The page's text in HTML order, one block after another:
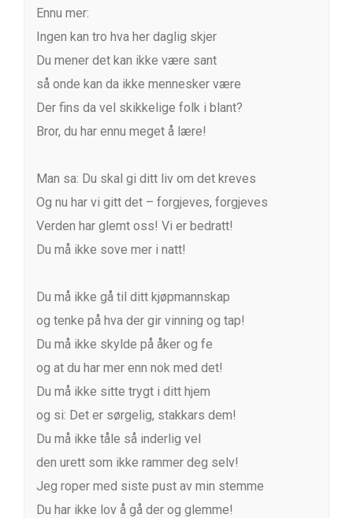
Ennu mer:
Ingen kan tro hva her daglig skjer
Du mener det kan ikke være sant
så onde kan da ikke mennesker være
Der fins da vel skikkelige folk i blant?
Bror, du har ennu meget å lære!
Man sa: Du skal gi ditt liv om det kreves
Og nu har vi gitt det – forgjeves, forgjeves
Verden har glemt oss! Vi er bedratt!
Du må ikke sove mer i natt!
Du må ikke gå til ditt kjøpmannskap
og tenke på hva der gir vinning og tap!
Du må ikke skylde på åker og fe
og at du har mer enn nok med det!
Du må ikke sitte trygt i ditt hjem
og si: Det er sørgelig, stakkars dem!
Du må ikke tåle så inderlig vel
den urett som ikke rammer deg selv!
Jeg roper med siste pust av min stemme
Du har ikke lov å gå der og glemme!